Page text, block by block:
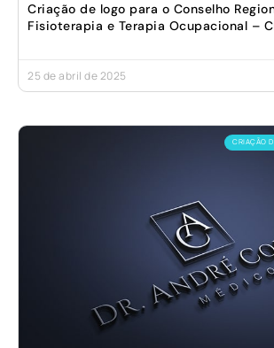
Criação de logo para o Conselho
Fisioterapia e Terapia Ocupacional –
25 de abril de 2025
CRIAÇÃO